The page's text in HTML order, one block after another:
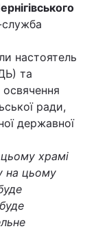
настоятель
та
ради,
державної
храмі
на цьому